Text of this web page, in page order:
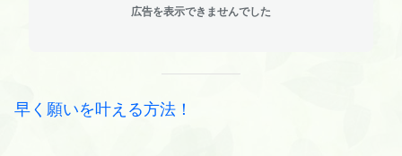
広告を表示できませんでした
早く願いを叶える方法！